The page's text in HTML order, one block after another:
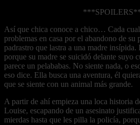
Así que chica conoce a chico… Cada
problemas en casa por el abandono de su
padrastro que lastra a una madre
porque su madre se suicidó delante suyo
parece un pelababas. No siente nada, o
eso dice. Ella busca una aventura, él
que se siente con un animal más grande.
A partir de ahí empieza una loca historia
Louise, escapando de un asesinato
mierdas hasta que les pilla la policía,